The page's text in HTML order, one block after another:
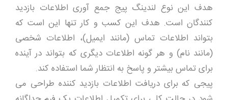
هدف این نوع لندینگ پیج جمع آوری اطلاعات بازدید
کنندگان است. هدف این کسب و کار تنها این است که
بتواند اطلاعات تماس (مانند ایمیل)، اطلاعات شخصی
(مانند نام) و هر گونه اطلاعات دیگری که بتواند در آینده
برای تماس بیشتر و پاسخ به انتظار شما استفاده کند.
پیجی که برای دریافت اطلاعات بازدید کننده طراحی می